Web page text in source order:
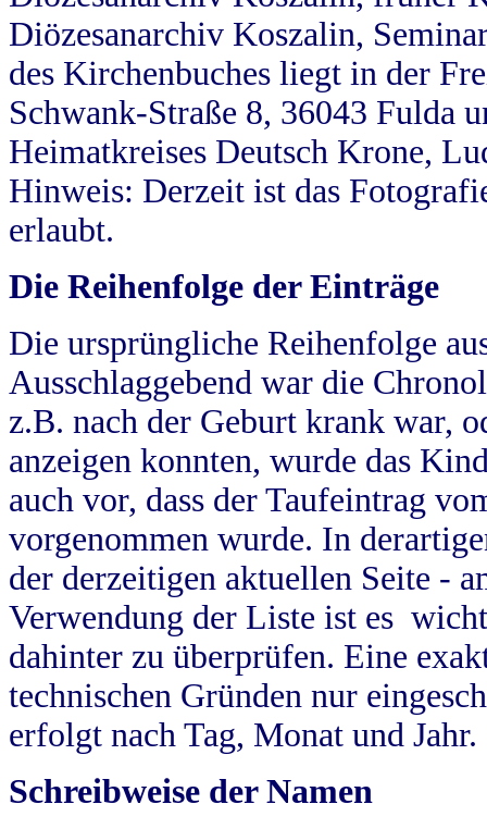
Diözesanarchiv Koszalin,
des Kirchenbuches liegt in der
Schwank-Straße 8, 36043 Fulda
Heimatkreises Deutsch Krone,
Hinweis: Derzeit ist das
erlaubt.
Die Reihenfolge der Einträge
Die ursprüngliche Reihenfolge
Ausschlaggebend war die
z.B. nach der Geburt krank war,
anzeigen konnten, wurde das
auch vor, dass der Taufeintrag
vorgenommen wurde. In
der derzeitigen aktuellen Seite -
Verwendung der Liste ist es
dahinter zu überprüfen. Eine
technischen Gründen nur
erfolgt nach Tag, Monat und Jahr.
Schreibweise der Namen